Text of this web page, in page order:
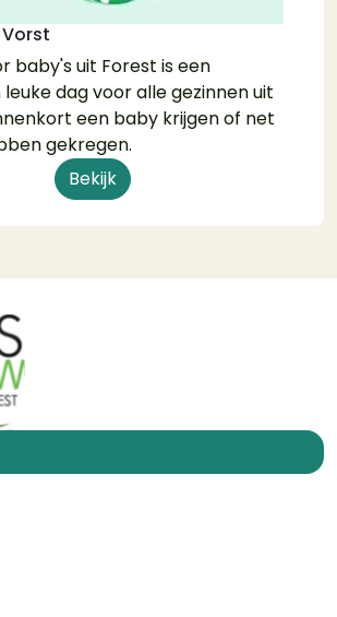
baby's uit Forest is een
dag voor alle gezinnen uit
een baby krijgen of net
gekregen.
Bekijk